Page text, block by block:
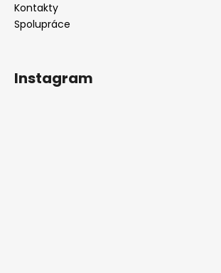
Kontakty
Spolupráce
Instagram